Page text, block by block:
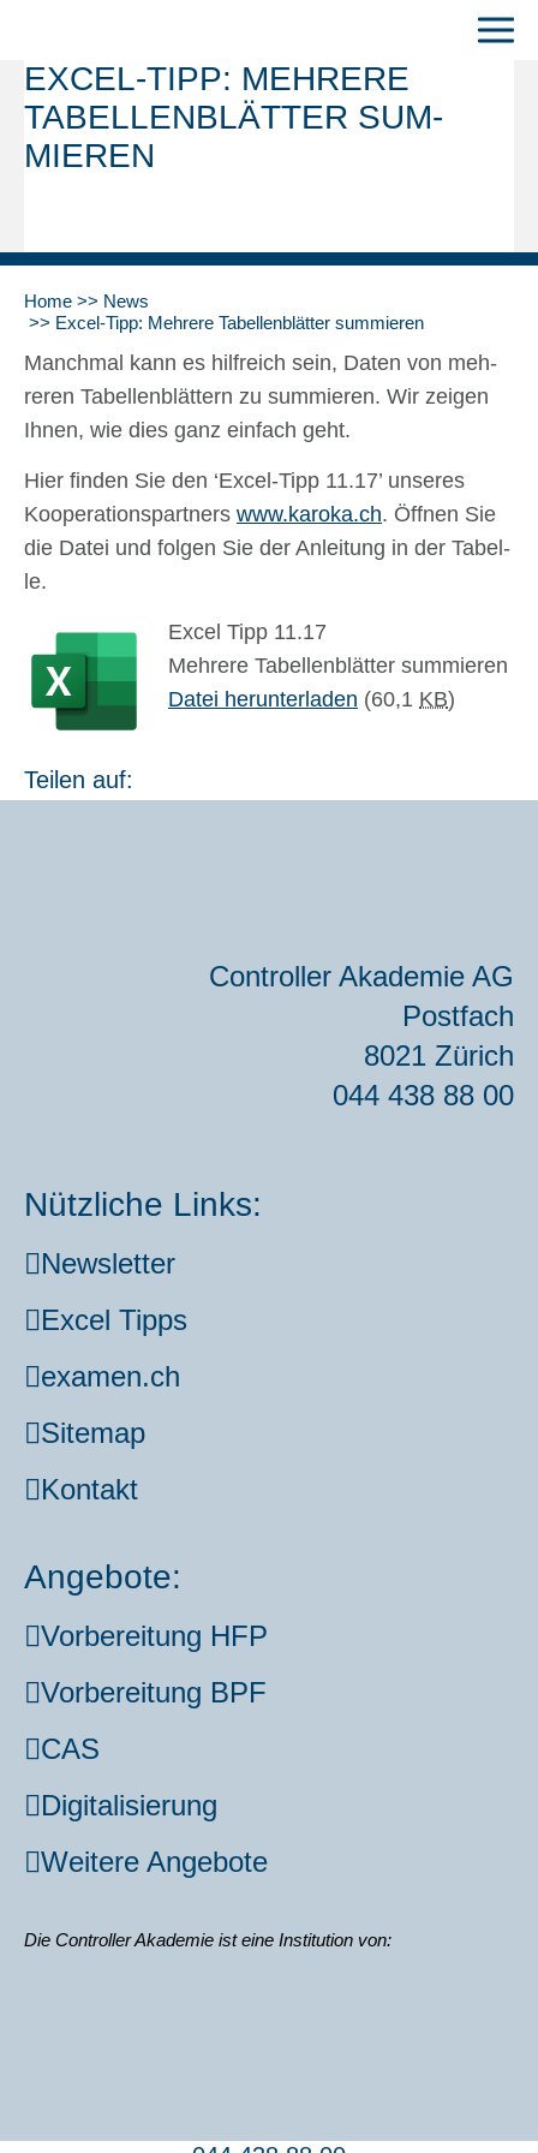
EXCEL-TIPP: MEH­RE­RE
TABEL­LEN­BLÄT­TER SUM­
MIE­REN
Home
News
Excel-Tipp: Meh­re­re Tabel­len­blät­ter sum­mie­ren
Manch­mal kann es hilf­reich sein, Daten von meh­
re­ren Tabel­len­blät­tern zu sum­mie­ren. Wir zei­gen
Ihnen, wie dies ganz ein­fach geht.
Hier fin­den Sie den ‘Excel-Tipp 11.17’ unse­res
Koope­ra­ti­ons­part­ners www.karoka.ch. Öff­nen Sie
die Datei und fol­gen Sie der Anlei­tung in der Tabel­
le.
Excel Tipp 11.17
Meh­re­re Tabel­len­blät­ter sum­mie­ren
Datei her­un­ter­la­den (60,1 KB)
Teilen auf:
Con­trol­ler Aka­de­mie AG
Post­fach
8021 Zürich
044 438 88 00
Nützliche Links:
News­let­ter
Excel Tipps
examen.ch
Site­map
Kon­takt
Angebote:
Vor­be­rei­tung HFP
Vor­be­rei­tung BPF
CAS
Digi­ta­li­sie­rung
Wei­te­re Ange­bo­te
Die Con­trol­ler Aka­de­mie ist eine Insti­tu­ti­on von: